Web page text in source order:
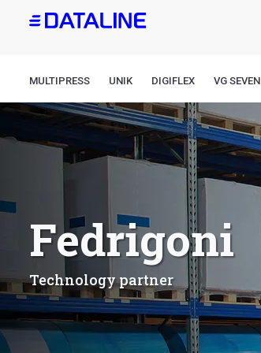
Overslaan
inhoud
gaan
MULTIPRESS UNIK DIGIFLEX VG SEVEN
Fedrigoni
Technology partner